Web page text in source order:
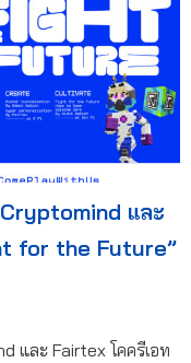
และ
for the Future”
และ Fairtex โคครีเอท